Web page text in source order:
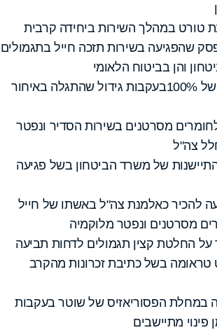
טורט במהלך השירות ביחידה קרבית
שהפגיעה בשירות תזכה חייל בתגמולים
והן בביטוח הלאומי
הכרה בשיעור של 100%בעקבות גידול שהתגלה באיחור
מסרטנים בשירות הסדיר ונפטר
צה"ל
של משרד הביטחון בשל פגיעה
להכיר כאלמנת צה"ל באשתו של חייל
מסרטנים ונפטר מלוקמיה
החלטת קצין תגמולים לדחות תביעה
טראומה בשל כתיבת זכרונות מהקרב
במחלת הפסוריאזיס של שוטר בעקבות
פינוי מתיישבים